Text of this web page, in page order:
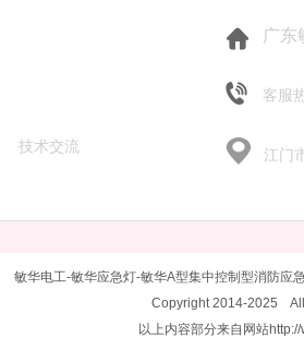
客服
江门
广东
技术交流
敏华电工-敏华应急灯-敏华A型集中控制型消防应
Copyright 2014-2025 All
以上内容部分来自网站